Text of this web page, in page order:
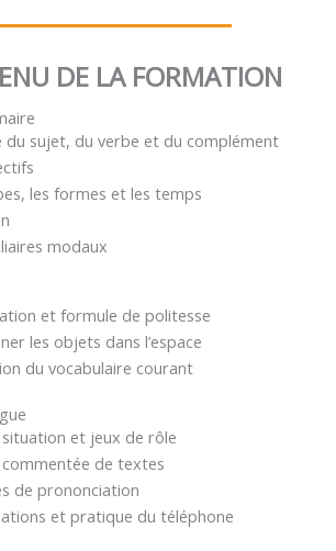
DE LA FORMATION
du sujet, du verbe et du complément
les formes et les temps
modaux
et formule de politesse
les objets dans l’espace
du vocabulaire courant
situation et jeux de rôle
de textes
de prononciation
et pratique du téléphone